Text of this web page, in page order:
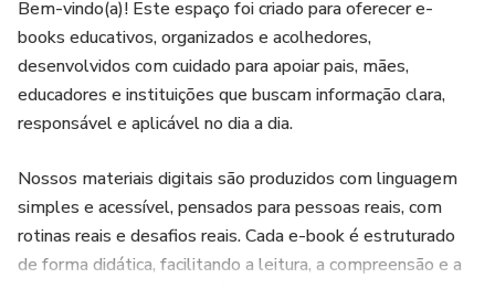
Bem-vindo(a)! Este espaço foi criado para oferecer e-
books educativos, organizados e acolhedores,
desenvolvidos com cuidado para apoiar pais, mães,
educadores e instituições que buscam informação clara,
responsável e aplicável no dia a dia.
Nossos materiais digitais são produzidos com linguagem
simples e acessível, pensados para pessoas reais, com
rotinas reais e desafios reais. Cada e-book é estruturado
de forma didática, facilitando a leitura, a compreensão e a